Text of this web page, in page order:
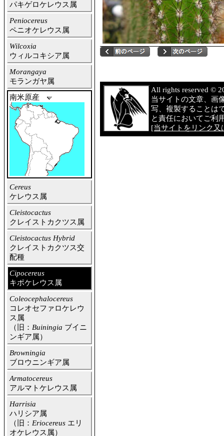
パキゲロケレウス属
Peniocereus
ペニオケレウス属
Wilcoxia
ウィルコキシア属
Morangaya
モランガヤ属
南米原産
Cereus
ケレウス属
Cleistocactus
クレイストカクツス属
Cleistocactus Hybrid
クレイストカクツス交
配種
Cipocereus
キポケレウス属
Coleocephalocereus
コレオセファロケレウ
ス属
（旧： Buiningia ブイニ
ンギア属）
Browningia
ブロウニンギア属
Armatocereus
アルマトケレウス属
Harrisia
ハリシア属
（旧： Eriocereus エリ
オケレウス属）
All rights reserved ©
当サイトの文章、画
写、複製することは
と責任においてご利
[当サイトをリンク又